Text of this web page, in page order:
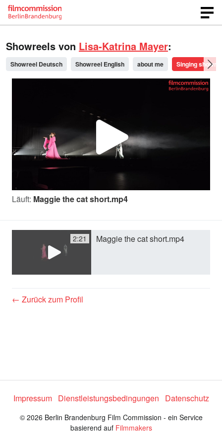
Showreels von Lisa-Katrina Mayer:
Showreel Deutsch Showreel English about me Singing
V
i
e
s
p
Läuft: Maggie the cat short.mp4
2:21 Maggie the cat short.mp4
← Zurück zum Profil
Impressum Dienstleistungsbedingungen Datenschutz
© 2026 Berlin Brandenburg Film Commission - ein Service
basierend auf Filmmakers